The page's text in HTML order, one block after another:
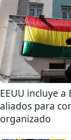
EEUU incluye
aliados para
organizado